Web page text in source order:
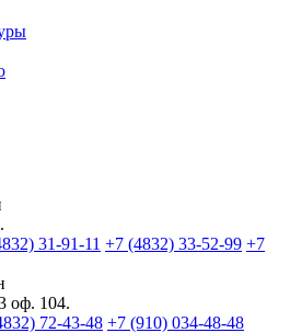
31-91-11 +7 (4832) 33-52-99 +7
оф. 104.
72-43-48 +7 (910) 034-48-48